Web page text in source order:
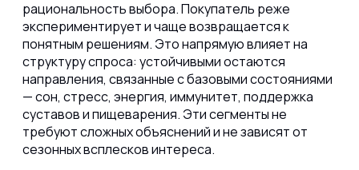
рациональность выбора. Покупатель реже
экспериментирует и чаще возвращается к
понятным решениям. Это напрямую влияет на
структуру спроса: устойчивыми остаются
направления, связанные с базовыми состояниями
— сон, стресс, энергия, иммунитет, поддержка
суставов и пищеварения. Эти сегменты не
требуют сложных объяснений и не зависят от
сезонных всплесков интереса.